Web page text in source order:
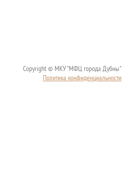
Copyright © МКУ "МФЦ города Дубны"
Политика конфиденциальности